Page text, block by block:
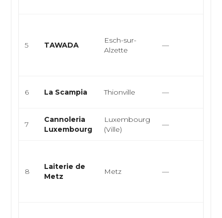
5 TAWADA
Esch-sur-
Alzette
—
6 La Scampia Thionville —
7
Cannoleria
Luxembourg
Luxembourg
(Ville)
—
8
Laiterie de
Metz
Metz —